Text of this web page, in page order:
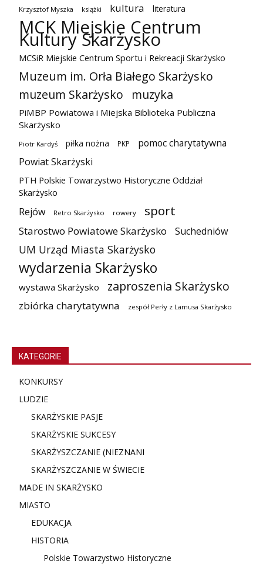
Krzysztof Myszka książki kultura literatura
MCK Miejskie Centrum
Kultury Skarżysko
MCSiR Miejskie Centrum Sportu i Rekreacji Skarżysko
Muzeum im. Orła Białego Skarżysko
muzeum Skarżysko
muzyka
PiMBP Powiatowa i Miejska Biblioteka Publiczna
Skarżysko
Piotr Kardyś piłka nożna PKP
pomoc charytatywna
Powiat Skarżyski
PTH Polskie Towarzystwo Historyczne Oddział
Skarżysko
Rejów Retro Skarżysko rowery sport
Starostwo Powiatowe Skarżysko Suchedniów
UM Urząd Miasta Skarżysko
wydarzenia Skarżysko
wystawa Skarżysko zaproszenia Skarżysko
zbiórka charytatywna zespół Perły z Lamusa Skarżysko
KATEGORIE
KONKURSY
LUDZIE
SKARŻYSKIE PASJE
SKARŻYSKIE SUKCESY
SKARŻYSZCZANIE (NIEZNANI
SKARŻYSZCZANIE W ŚWIECIE
MADE IN SKARŻYSKO
MIASTO
EDUKACJA
HISTORIA
Polskie Towarzystwo Historyczne